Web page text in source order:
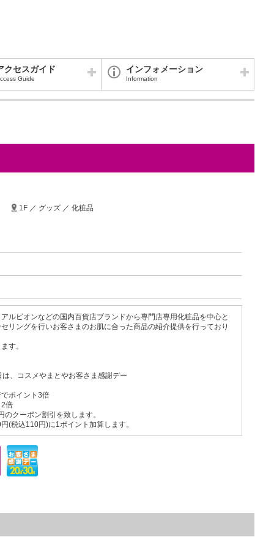
クセスガイド
Guide
インフォメーション
Information
1F ／ グッズ ／ 化粧品
ルビオンなどの国内百貨店ブランドから専門店専用化粧品を中心と
リングを行いお客さまのお肌に合った商品の紹介提供を行っており
す。
、コスメやまとやお客さま感謝デー
ポイント3倍
2倍
クーポン割引を致します。
(税込110円)に1ポイント加算します。